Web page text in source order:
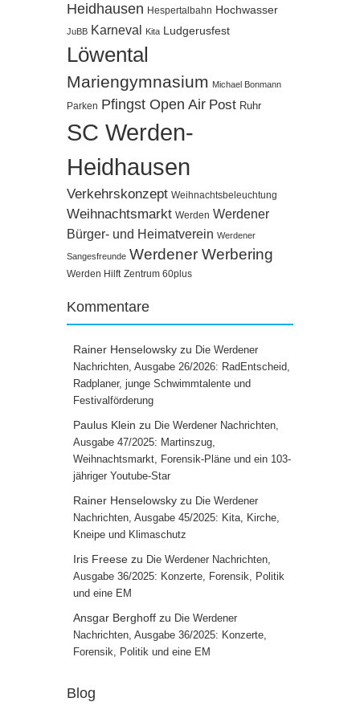
Heidhausen Hespertalbahn Hochwasser
JuBB Karneval Kita Ludgerusfest
Löwental
Mariengymnasium Michael Bonmann
Parken Pfingst Open Air Post Ruhr
SC Werden-
Heidhausen
Verkehrskonzept Weihnachtsbeleuchtung
Weihnachtsmarkt Werden Werdener
Bürger- und Heimatverein Werdener
Sangesfreunde Werdener Werbering
Werden Hilft Zentrum 60plus
Kommentare
Rainer Henselowsky zu Die Werdener
Nachrichten, Ausgabe 26/2026: RadEntscheid,
Radplaner, junge Schwimmtalente und
Festivalförderung
Paulus Klein zu Die Werdener Nachrichten,
Ausgabe 47/2025: Martinszug,
Weihnachtsmarkt, Forensik-Pläne und ein 103-
jähriger Youtube-Star
Rainer Henselowsky zu Die Werdener
Nachrichten, Ausgabe 45/2025: Kita, Kirche,
Kneipe und Klimaschutz
Iris Freese zu Die Werdener Nachrichten,
Ausgabe 36/2025: Konzerte, Forensik, Politik
und eine EM
Ansgar Berghoff zu Die Werdener
Nachrichten, Ausgabe 36/2025: Konzerte,
Forensik, Politik und eine EM
Blog